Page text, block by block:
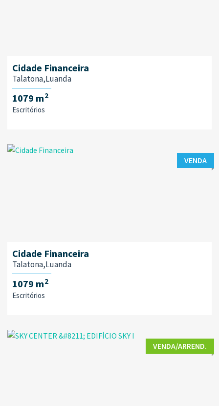
Cidade Financeira
Talatona,Luanda
1079 m2
Escritórios
VENDA
Cidade Financeira
Talatona,Luanda
1079 m2
Escritórios
VENDA/ARREND.